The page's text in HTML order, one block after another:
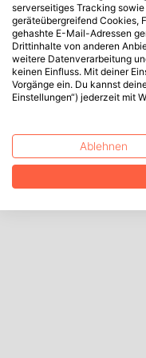
serverseitiges Tracking
geräteübergreifend Cookies,
gehashte E-Mail-Adressen
Drittinhalte von anderen
weitere Datenverarbeitung
keinen Einfluss. Mit deiner
Vorgänge ein. Du kannst
Einstellungen“) jederzeit mit
Ablehnen